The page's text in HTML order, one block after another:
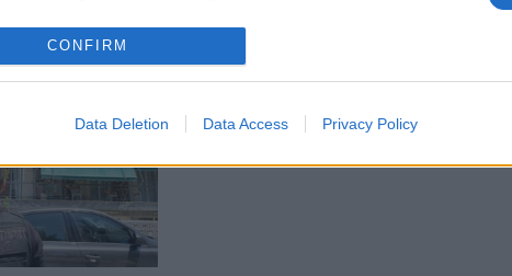
allow Google to enable storage related to security, including
functionality and fraud prevention, and other user protection.
CONFIRM
Data Deletion Data Access Privacy Policy
καταγγελία